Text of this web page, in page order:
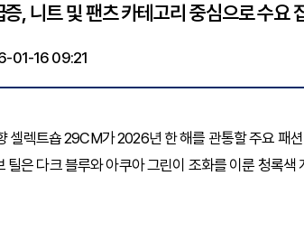
, 니트 및 팬츠 카테고리 중심으로 수요
01-16 09:21
셀렉트숍 29CM가 2026년 한 해를 관통할 주요 패
틸은 다크 블루와 아쿠아 그린이 조화를 이룬 청록